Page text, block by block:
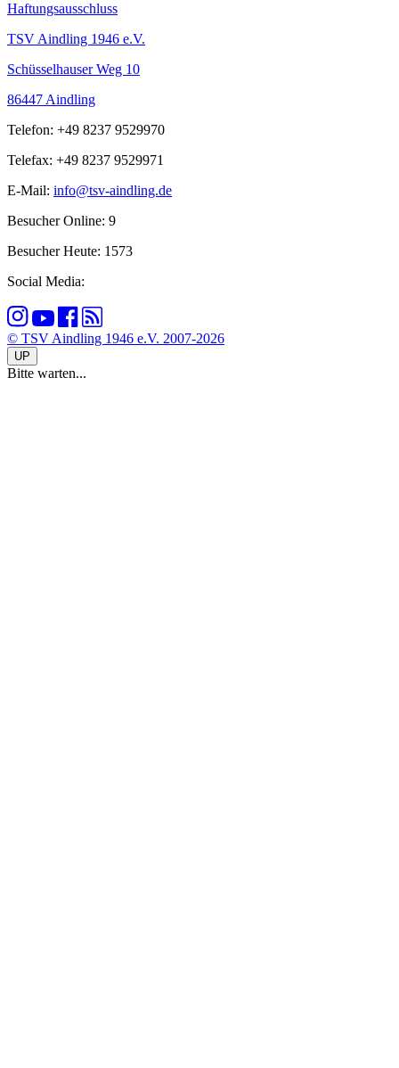
Haftungsausschluss
TSV Aindling 1946 e.V.
Schüsselhauser Weg 10
86447 Aindling
Telefon: +49 8237 9529970
Telefax: +49 8237 9529971
E-Mail: info@tsv-aindling.de
Besucher Online: 9
Besucher Heute: 1573
Social Media:
© TSV Aindling 1946 e.V. 2007-2026
UP
Bitte warten...